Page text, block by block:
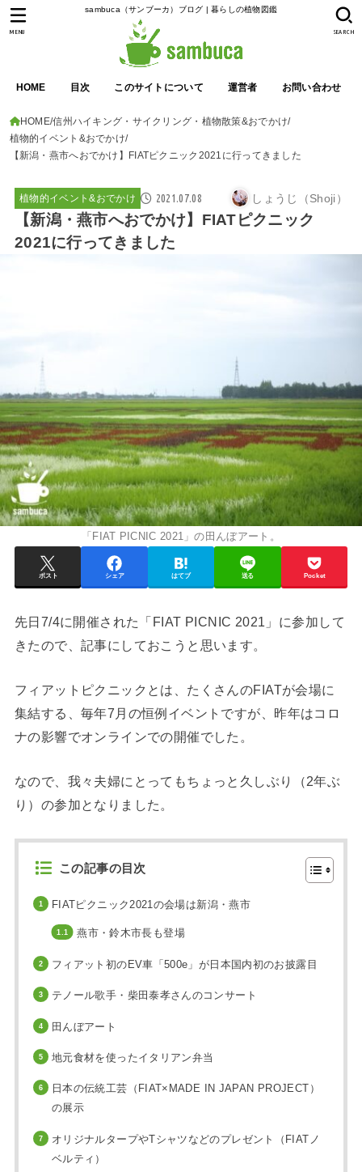
sambuca（サンブーカ）ブログ | 暮らしの植物図鑑
HOME 目次 このサイトについて 運営者 お問い合わせ
SEARCH
MENU
HOME 信州ハイキング・サイクリング・植物散策&おでかけ
植物的イベント&おでかけ
【新潟・燕市へおでかけ】FIATピクニック2021に行ってきました
植物的イベント&おでかけ 2021.07.08 しょうじ（Shoji）
【新潟・燕市へおでかけ】FIATピクニック
2021に行ってきました
「FIAT PICNIC 2021」の田んぼアート。
ポスト シェア はてブ 送る Pocket
先日7/4に開催された「FIAT PICNIC 2021」に参加して
きたので、記事にしておこうと思います。
フィアットピクニックとは、たくさんのFIATが会場に
集結する、毎年7月の恒例イベントですが、昨年はコロ
ナの影響でオンラインでの開催でした。
なので、我々夫婦にとってもちょっと久しぶり（2年ぶ
り）の参加となりました。
この記事の目次
FIATピクニック2021の会場は新潟・燕市
燕市・鈴木市長も登場
フィアット初のEV車「500e」が日本国内初のお披露目
テノール歌手・柴田泰孝さんのコンサート
田んぼアート
地元食材を使ったイタリアン弁当
日本の伝統工芸（FIAT×MADE IN JAPAN PROJECT）
の展示
オリジナルタープやTシャツなどのプレゼント（FIATノ
ベルティ）